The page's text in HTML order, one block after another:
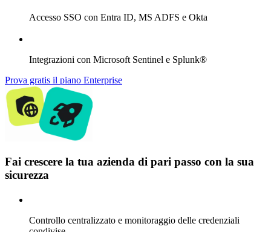
Accesso SSO con Entra ID, MS ADFS e Okta
Integrazioni con Microsoft Sentinel e Splunk®
Prova gratis il piano Enterprise
Fai crescere la tua azienda di pari passo con la sua
sicurezza
Controllo centralizzato e monitoraggio delle credenziali